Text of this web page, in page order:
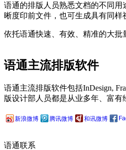
语通的排版人员熟悉文档的不同
晰度印前文件，也可生成具有同样
依托语通快速、有效、精准的大批
语通主流排版软件
语通主流排版软件包括InDesign,
版设计部人员都是从业多年、富有
新浪微博 腾讯微博 和讯微博
语通联系